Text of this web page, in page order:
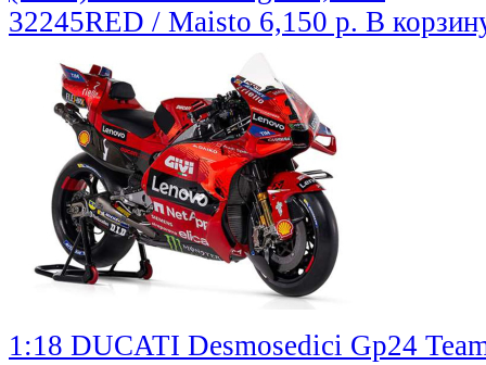
32245RED / Maisto 6,150 р. В
1:18 DUCATI Desmosedici Gp24